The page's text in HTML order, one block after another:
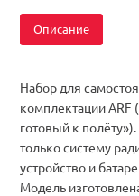
Описание
Набор для
комплектации ARF
готовый к
только систему
устройство и
Модель